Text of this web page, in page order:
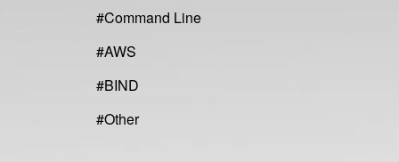
#Command Line
#AWS
#BIND
#Other